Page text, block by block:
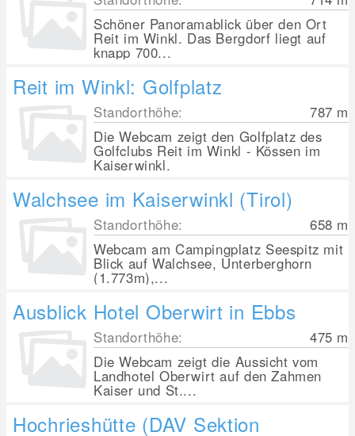
Schöner Panoramablick über den Ort
Reit im Winkl. Das Bergdorf liegt auf
knapp 700...
Reit im Winkl: Golfplatz
Standorthöhe: 787 m
Die Webcam zeigt den Golfplatz des
Golfclubs Reit im Winkl - Kössen im
Kaiserwinkl.
Walchsee im Kaiserwinkl (Tirol)
Standorthöhe: 658 m
Webcam am Campingplatz Seespitz mit
Blick auf Walchsee, Unterberghorn
(1.773m),...
Ausblick Hotel Oberwirt in Ebbs
Standorthöhe: 475 m
Die Webcam zeigt die Aussicht vom
Landhotel Oberwirt auf den Zahmen
Kaiser und St....
Hochrieshütte (DAV Sektion